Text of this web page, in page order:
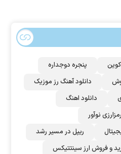
پنجره دوجداره
دانلود آهنگ رز‌ موزیک
دانلود اهنگ
نوآور
ریپل در مسیر رشد
و فروش ارز سینتتیکس